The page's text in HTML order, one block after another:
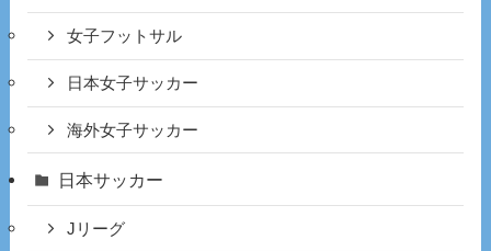
女子フットサル
日本女子サッカー
海外女子サッカー
日本サッカー
Jリーグ